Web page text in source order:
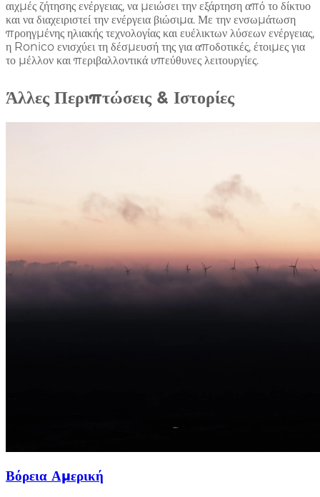
αιχμές ζήτησης ενέργειας, να μειώσει την εξάρτηση από το δίκτυο
και να διαχειριστεί την ενέργεια βιώσιμα. Με την ενσωμάτωση
προηγμένης ηλιακής τεχνολογίας και ευέλικτων λύσεων ενέργειας,
η Ronico ενισχύει τη δέσμευσή της για αποδοτικές, έτοιμες για
το μέλλον και περιβαλλοντικά υπεύθυνες λειτουργίες.
Άλλες Περιπτώσεις & Ιστορίες
Βόρεια Αμερική